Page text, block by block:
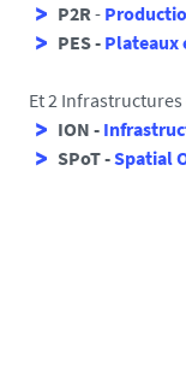
P2R-
PES - Plateaux
Et 2
ION -
SPoT -Spatial